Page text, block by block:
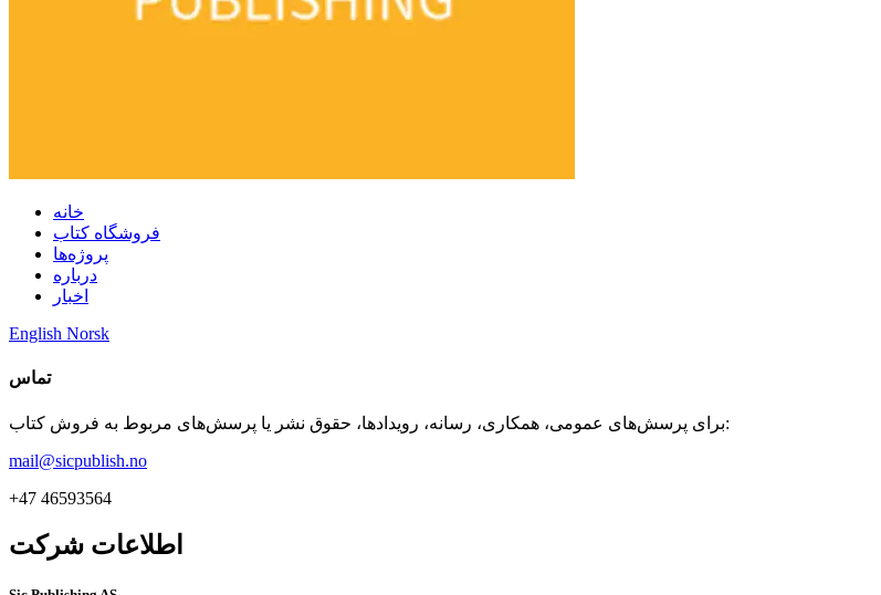
خانه
فروشگاه کتاب
پروژه‌ها
درباره
اخبار
English Norsk
تماس
برای پرسش‌های عمومی، همکاری، رسانه، رویدادها، حقوق نشر یا پرسش‌های مربوط به فروش کتاب:
mail@sicpublish.no
+47 46593564
اطلاعات شرکت